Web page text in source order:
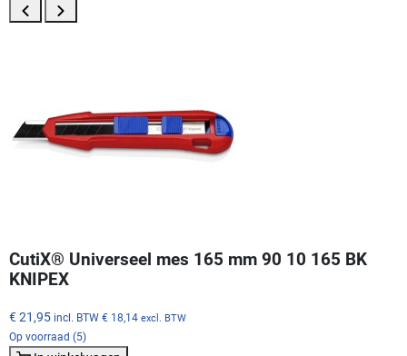
CutiX® Universeel mes 165 mm 90 10 165 BK
KNIPEX
€ 21,95 incl. BTW € 18,14 excl. BTW
Op voorraad (5)